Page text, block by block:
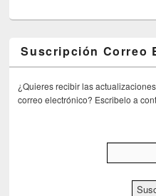
Suscripción Correo
¿Quieres recibir las
correo electrónico? Escribelo a